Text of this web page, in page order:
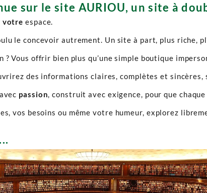
sur le site AURIOU, un site à
votreespace.
le concevoir autrement. Un site à part, plus riche,
? Vous offrir bien plus qu’une simple boutique
des informations claires, complètes et
passion, construit avec exigence, pour que
vos besoins ou même votre humeur, explorez